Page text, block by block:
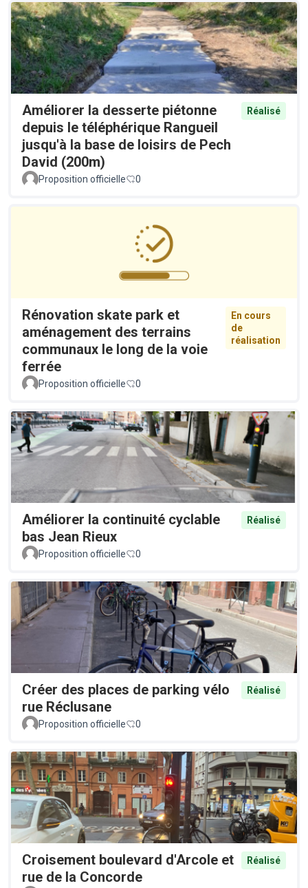
Améliorer la desserte piétonne
depuis le téléphérique Rangueil
jusqu'à la base de loisirs de Pech
David (200m)
Réalisé
Proposition officielle 0
Rénovation skate park et
aménagement des terrains
communaux le long de la voie
ferrée
En cours
de
réalisation
Proposition officielle 0
Améliorer la continuité cyclable
bas Jean Rieux
Réalisé
Proposition officielle 0
Créer des places de parking vélo
rue Réclusane
Réalisé
Proposition officielle 0
Croisement boulevard d'Arcole et
rue de la Concorde
Réalisé